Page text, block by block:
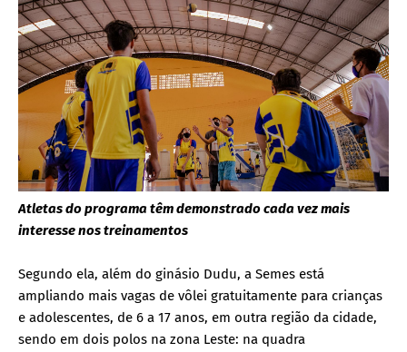
Atletas do programa têm demonstrado cada vez mais
interesse nos treinamentos
Segundo ela, além do ginásio Dudu, a Semes está
ampliando mais vagas de vôlei gratuitamente para crianças
e adolescentes, de 6 a 17 anos, em outra região da cidade,
sendo em dois polos na zona Leste: na quadra